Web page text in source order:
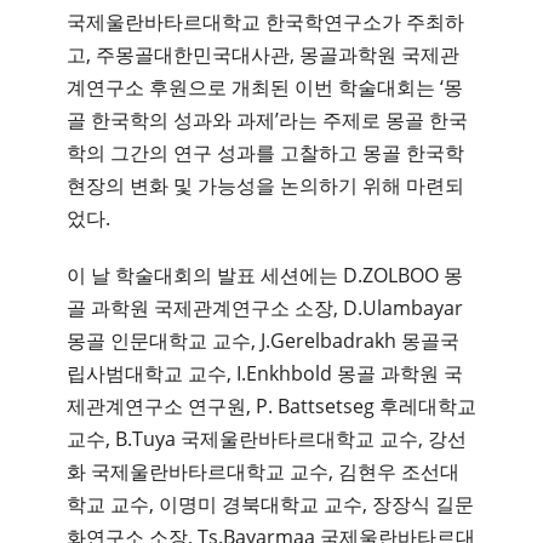
국제울란바타르대학교 한국학연구소가 주최하
고, 주몽골대한민국대사관, 몽골과학원 국제관
계연구소 후원으로 개최된 이번 학술대회는 ‘몽
골 한국학의 성과와 과제’라는 주제로 몽골 한국
학의 그간의 연구 성과를 고찰하고 몽골 한국학
현장의 변화 및 가능성을 논의하기 위해 마련되
었다.
이 날 학술대회의 발표 세션에는 D.ZOLBOO 몽
골 과학원 국제관계연구소 소장, D.Ulambayar
몽골 인문대학교 교수, J.Gerelbadrakh 몽골국
립사범대학교 교수, I.Enkhbold 몽골 과학원 국
제관계연구소 연구원, P. Battsetseg 후레대학교
교수, B.Tuya 국제울란바타르대학교 교수, 강선
화 국제울란바타르대학교 교수, 김현우 조선대
학교 교수, 이명미 경북대학교 교수, 장장식 길문
화연구소 소장, Ts.Bayarmaa 국제울란바타르대